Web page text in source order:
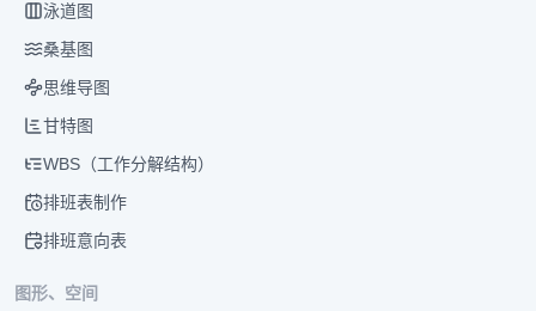
泳道图
桑基图
思维导图
甘特图
WBS（工作分解结构）
排班表制作
排班意向表
图形、空间